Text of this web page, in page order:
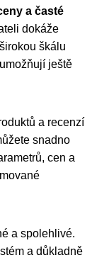
a časté
dokáže
škálu
ještě
a recenzí
snadno
cen a
a spolehlivé.
a důkladně